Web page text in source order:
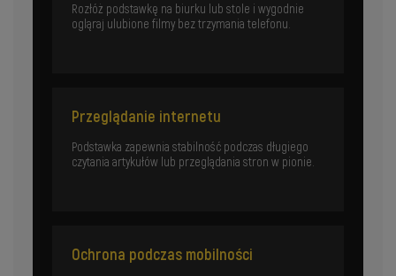
Rozłóż podstawkę na biurku lub stole i wygodnie
ogląraj ulubione filmy bez trzymania telefonu.
Przeglądanie internetu
Podstawka zapewnia stabilność podczas długiego
czytania artykułów lub przeglądania stron w pionie.
Ochrona podczas mobilności